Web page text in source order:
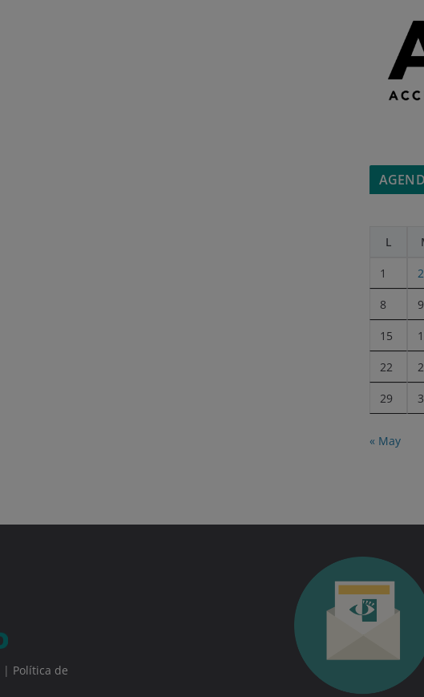
L
1 2
8 9
15
22
29
« May
| Política de